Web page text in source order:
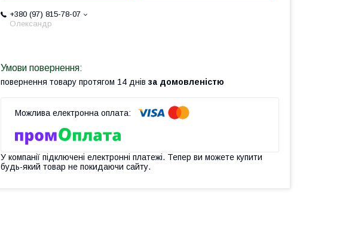
+380 (97) 815-78-07
Олександр
повернення товару протягом 14 днів за домовленістю
У компанії підключені електронні платежі. Тепер ви можете купити
будь-який товар не покидаючи сайту.